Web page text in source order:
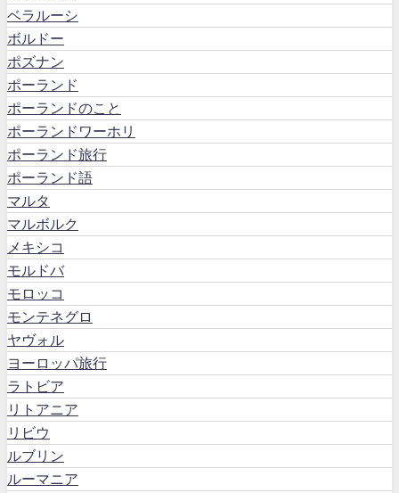
ベラルーシ
ボルドー
ポズナン
ポーランド
ポーランドのこと
ポーランドワーホリ
ポーランド旅行
ポーランド語
マルタ
マルボルク
メキシコ
モルドバ
モロッコ
モンテネグロ
ヤヴォル
ヨーロッパ旅行
ラトビア
リトアニア
リビウ
ルブリン
ルーマニア